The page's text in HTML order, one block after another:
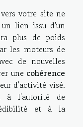
votre site ne
lien issu d'un
plus de poids
les moteurs de
de nouvelles
une cohérence
d'activité visé.
à l'autorité de
et à la